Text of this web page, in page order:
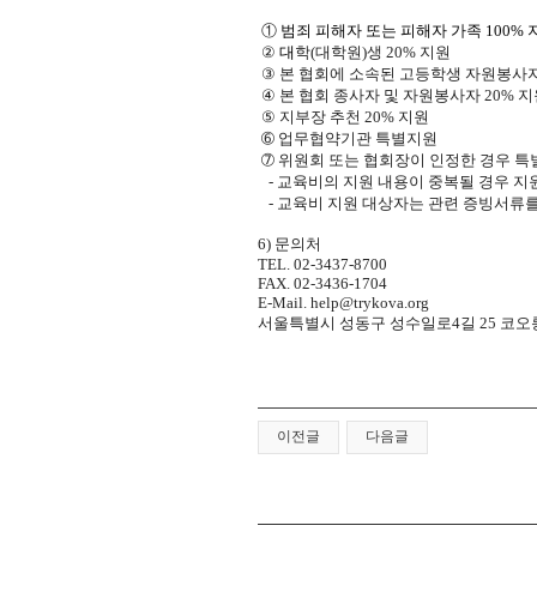
① 범죄 피해자 또는 피해자 가족 100%
② 대 학(대학원)생 20% 지원
③ 본 협회에 소속된 고등학생 자원봉사
④ 본 협회 종사자 및 자원봉사자 20% 지
⑤ 지부장 추천 20% 지원
➅ 업무협약기관 특별지원
➆ 위원회 또는 협회장이 인정한 경우 특
- 교육비의 지원 내용이 중복될 경우 지
- 교육비 지원 대상자는 관련 증빙서류
6) 문의처
TEL. 02-3437-8700
FAX. 02-3436-1704
E-Mail. help@trykova.org
서울특별시 성동구 성수일로4길 25 코오
이전글 다음글